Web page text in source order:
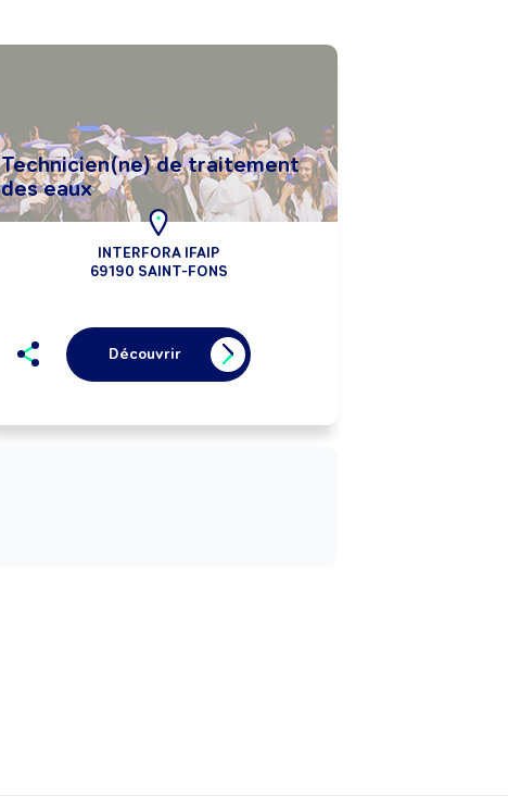
Technicien(ne) de traitement
des eaux
INTERFORA IFAIP
69190 SAINT-FONS
Découvrir